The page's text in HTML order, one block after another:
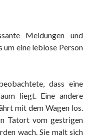
Meldungen und
um eine leblose Person
dass eine
liegt. Eine andere
mit dem Wagen los.
Tatort vom gestrigen
wach. Sie malt sich